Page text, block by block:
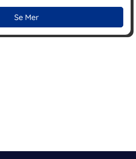
Se Mer